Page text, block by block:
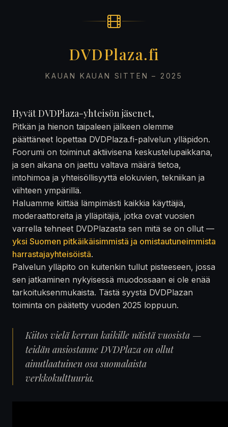
DVDPlaza.fi
KAUAN KAUAN SITTEN – 2025
Hyvät DVDPlaza-yhteisön jäsenet,
Pitkän ja hienon taipaleen jälkeen olemme
päättäneet lopettaa DVDPlaza.fi-palvelun ylläpidon.
Foorumi on toiminut aktiivisena keskustelupaikkana,
ja sen aikana on jaettu valtava määrä tietoa,
intohimoa ja yhteisöllisyyttä elokuvien, tekniikan ja
viihteen ympärillä.
Haluamme kiittää lämpimästi kaikkia käyttäjiä,
moderaattoreita ja ylläpitäjiä, jotka ovat vuosien
varrella tehneet DVDPlazasta sen mitä se on ollut —
yksi Suomen pitkäikäisimmistä ja omistautuneimmista
harrastajayhteisöistä.
Palvelun ylläpito on kuitenkin tullut pisteeseen, jossa
sen jatkaminen nykyisessä muodossaan ei ole enää
tarkoituksenmukaista. Tästä syystä DVDPlazan
toiminta on päätetty vuoden 2025 loppuun.
Kiitos vielä kerran kaikille näistä vuosista —
teidän ansiostanne DVDPlaza on ollut
ainutlaatuinen osa suomalaista
verkkokulttuuria.